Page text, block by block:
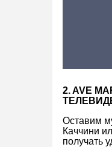
2. AVE
Оставим
Каччини
получать